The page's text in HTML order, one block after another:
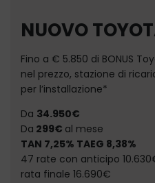
NUOVO
Fino a € 5.850 di BONUS
nel prezzo, stazione di
per l’installazione*
Da 34.950€
Da 299€ al mese
TAN 7,25% TAEG 8,38%
47 rate con anticipo
rata finale 16.690€